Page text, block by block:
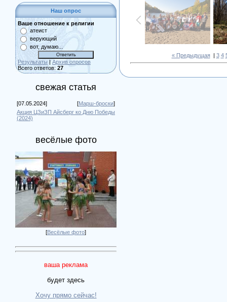
Наш опрос
Ваше отношение к религии
атеист
верующий
вот, думаю...
Результаты | Архив опросов
Всего ответов: 27
свежая статья
[07.05.2024] [Марш-броски]
Акция ЦЗиЗП Айсберг ко Дню Победы
(2024)
весёлые фото
[Весёлые фото]
ваша реклама
будет здесь
Хочу прямо сейчас!
« Предыдущая| 3 4